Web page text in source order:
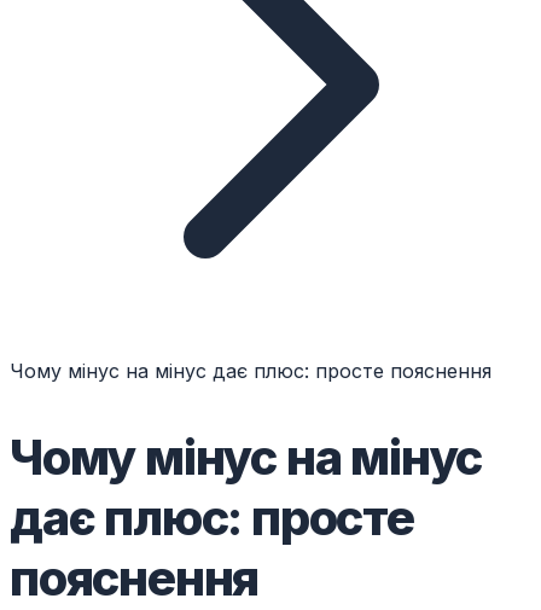
Чому мінус на мінус дає плюс: просте пояснення
Чому мінус на мінус
дає плюс: просте
пояснення